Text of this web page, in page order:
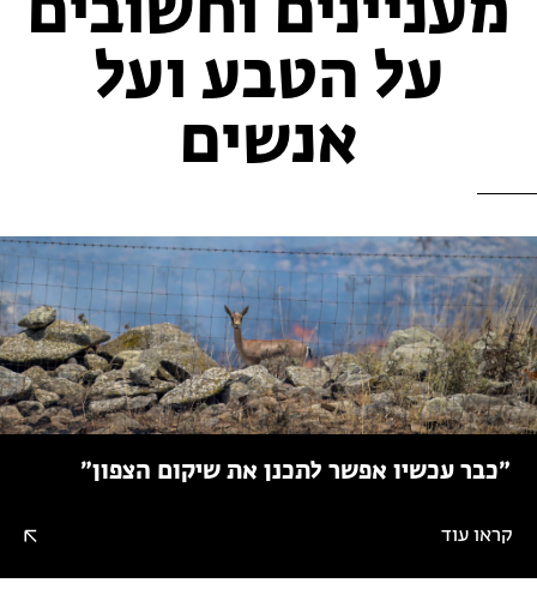
מעניינים וחשובים
על הטבע ועל
אנשים
״כבר עכשיו אפשר לתכנן את שיקום הצפון״
קראו עוד